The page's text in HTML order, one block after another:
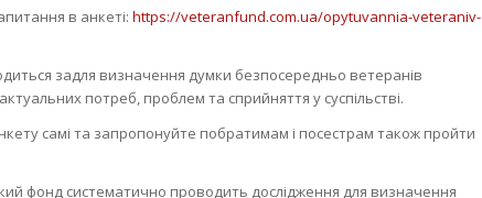
в анкеті: https://veteranfund.com.ua/opytuvannia-veteraniv-
задля визначення думки безпосередньо ветеранів
потреб, проблем та сприйняття у суспільстві.
самі та запропонуйте побратимам і посестрам також пройти
фонд систематично проводить дослідження для визначення